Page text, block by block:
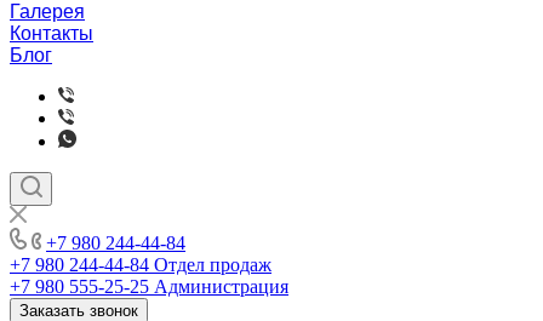
Галерея
Контакты
Блог
+7 980 244-44-84
+7 980 244-44-84 Отдел продаж
+7 980 555-25-25 Администрация
Заказать звонок